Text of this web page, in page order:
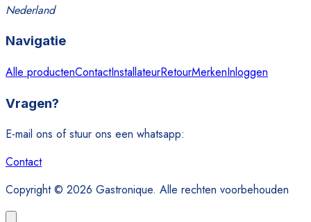
Nederland
Navigatie
Alle productenContactInstallateurRetourMerkenInloggen
Vragen?
E-mail ons of stuur ons een whatsapp:
Contact
Copyright © 2026 Gastronique. Alle rechten voorbehouden